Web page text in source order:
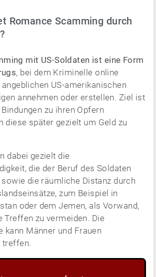
Romance Scamming durch
mit US-Soldaten ist eine Form
, bei dem Kriminelle online
US-amerikanischen
annehmen oder erstellen. Ziel ist
zu ihren Opfern
diese später gezielt um Geld zu
dabei gezielt die
die der Beruf des Soldaten
die räumliche Distanz durch
zum Beispiel in
oder dem Jemen, als Vorwand,
Treffen zu vermeiden. Die
kann Männer und Frauen
treffen.